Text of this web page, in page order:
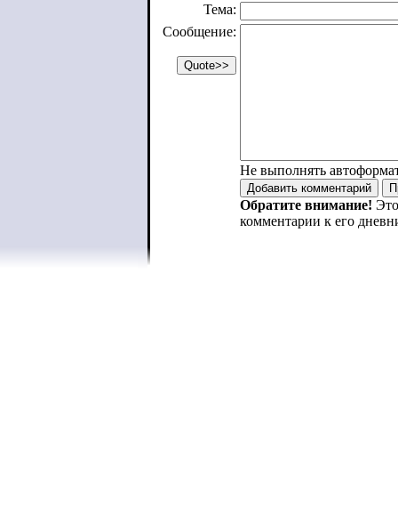
Тема:
Сообщение:
Не выполнять
Обратите внимание!
комментарии к его